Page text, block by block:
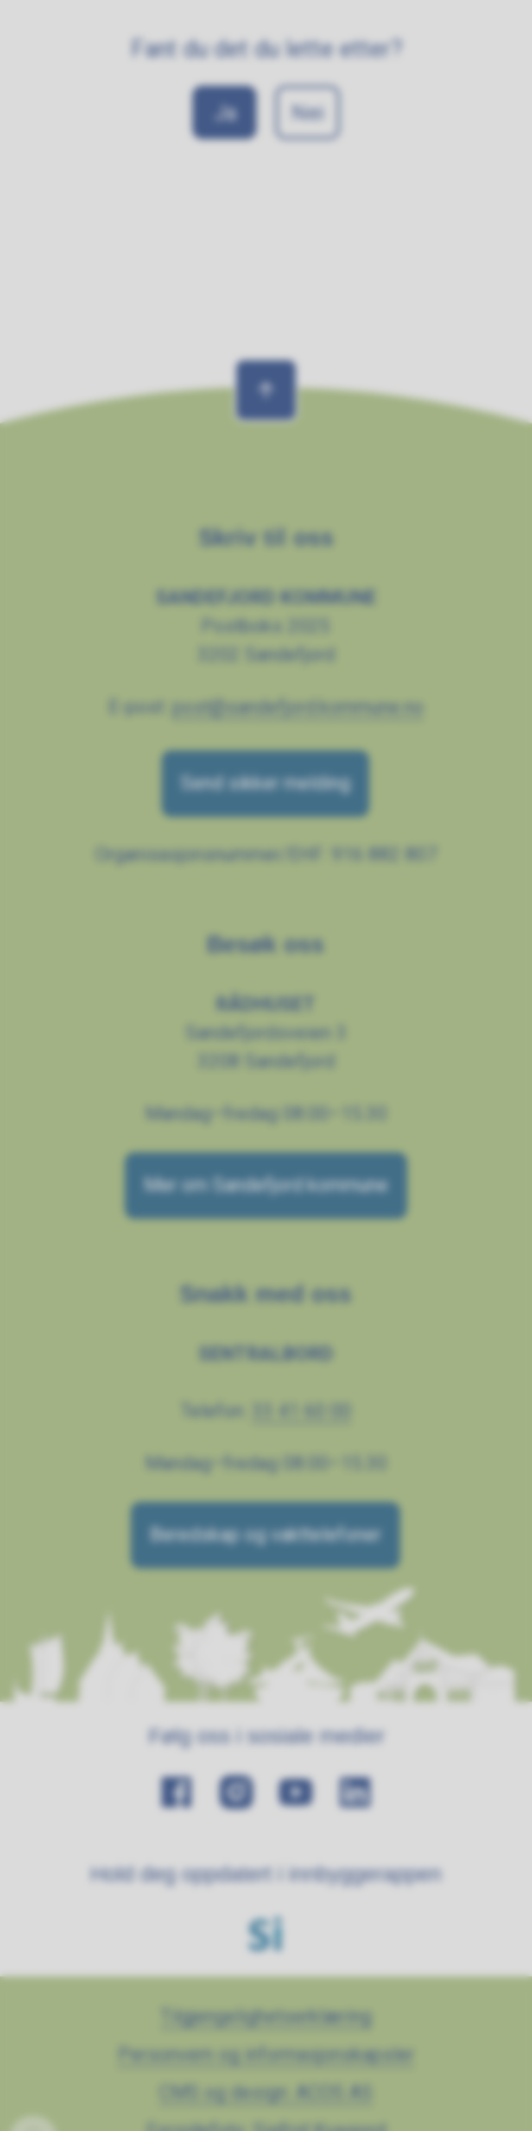
Fant du det du lette etter?
Ja Nei
Skriv til oss
SANDEFJORD KOMMUNE
3202 Sandefjord
post@sandefjord.kommune.no
Send sikker melding
Organisasjonsnummer/EHF: 916 882 807
Besøk oss
Sandefjordsveien 3
3208 Sandefjord
Mandag–fredag 08.00–15.30
Mer om Sandefjord kommune
Snakk med oss
SENTRALBORD
Telefon:
Mandag–fredag 08.00–15.30
Beredskap og vakttelefoner
Følg oss i sosiale medier
Hold deg oppdatert i innbyggerappen
Tilgjengelighetserklæring
Personvern og informasjonskapsler
CMS og design: ACOS AS